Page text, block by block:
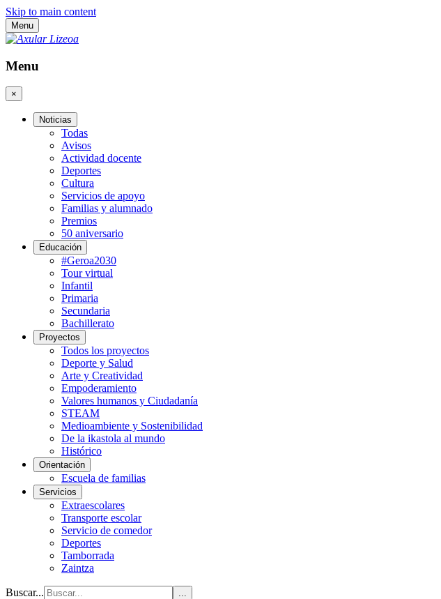
Skip to main content
Menu
Menu
×
Noticias
Todas
Avisos
Actividad docente
Deportes
Cultura
Servicios de apoyo
Familias y alumnado
Premios
50 aniversario
Educación
#Geroa2030
Tour virtual
Infantil
Primaria
Secundaria
Bachillerato
Proyectos
Todos los proyectos
Deporte y Salud
Arte y Creatividad
Empoderamiento
Valores humanos y Ciudadanía
STEAM
Medioambiente y Sostenibilidad
De la ikastola al mundo
Histórico
Orientación
Escuela de familias
Servicios
Extraescolares
Transporte escolar
Servicio de comedor
Deportes
Tamborrada
Zaintza
Buscar... ...